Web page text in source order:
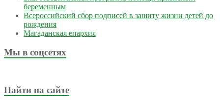
беременным
Всероссийский сбор подписей в защиту жизни детей до
рождения
Магаданская епархия
Мы в соцсетях
Найти на сайте